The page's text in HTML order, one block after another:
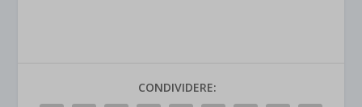
CONDIVIDERE: